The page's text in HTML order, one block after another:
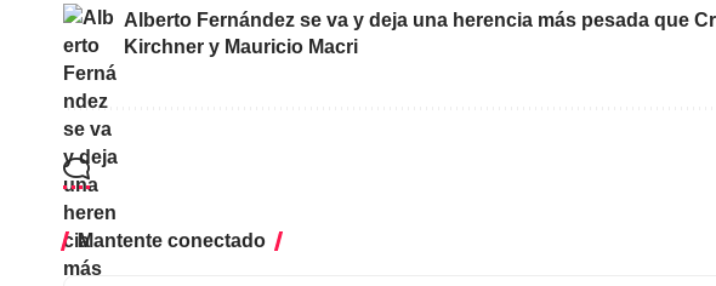
Alberto Fernández se va y deja una herencia más pesada que
Kirchner y Mauricio Macri
Mantente conectado